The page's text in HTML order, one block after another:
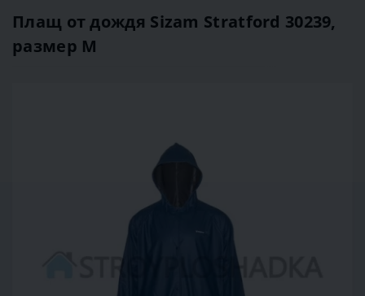
Плащ от дождя Sizam Stratford 30239,
размер M